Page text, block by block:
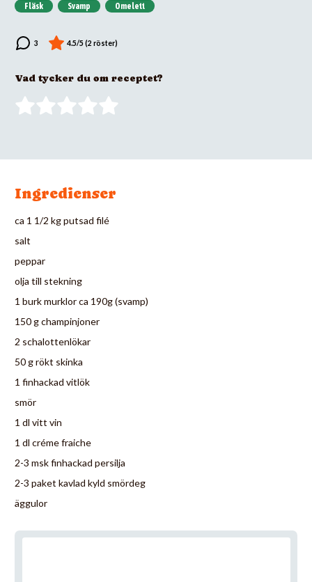
Fläsk Svamp Omelett
Vad tycker du om receptet?
Ingredienser
ca 1 1/2 kg putsad filé
salt
peppar
olja till stekning
1 burk murklor ca 190g (svamp)
150 g champinjoner
2 schalottenlökar
50 g rökt skinka
1 finhackad vitlök
smör
1 dl vitt vin
1 dl créme fraiche
2-3 msk finhackad persilja
2-3 paket kavlad kyld smördeg
äggulor